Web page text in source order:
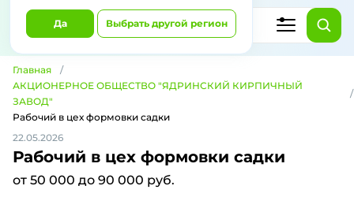
Да Выбрать другой регион
Главная
АКЦИОНЕРНОЕ ОБЩЕСТВО "ЯДРИНСКИЙ КИРПИЧНЫЙ
ЗАВОД"
Рабочий в цех формовки садки
22.05.2026
Рабочий в цех формовки садки
от 50 000 до 90 000 руб.